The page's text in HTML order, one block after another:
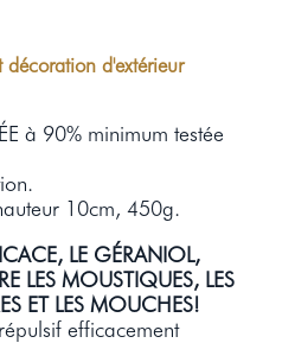
d'extérieur
à 90% minimum testée
10cm, 450g.
LE GÉRANIOL,
LES MOUSTIQUES, LES
ET LES MOUCHES!
efficacement